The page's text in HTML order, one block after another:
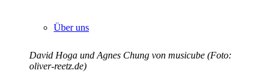
Über uns
David Hoga und Agnes Chung von musicube (Foto:
oliver-reetz.de)